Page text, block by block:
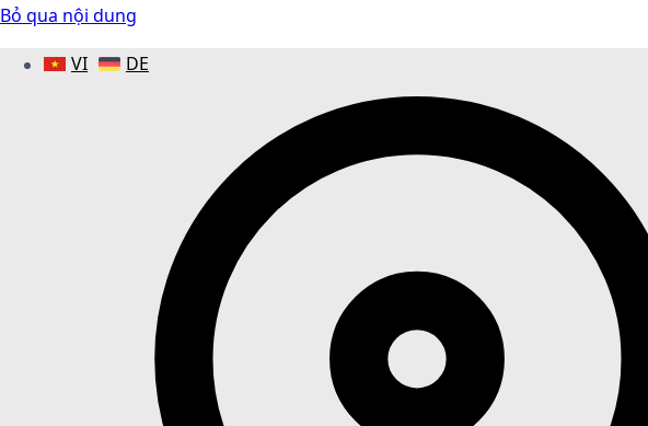
Bỏ qua nội dung
VI
DE